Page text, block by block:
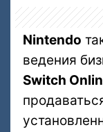
Nintendo
ведения
Switch